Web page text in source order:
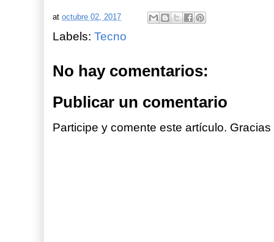
atoctubre 02, 2017
Labels:Tecno
No hay comentarios:
Publicar un comentario
Participe y comente este artículo. Gracias